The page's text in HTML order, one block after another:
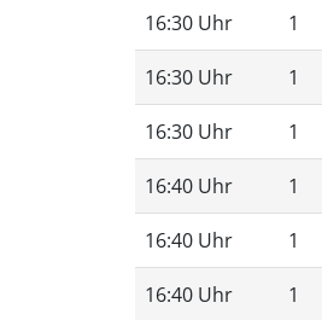
16:30 Uhr 1
16:30 Uhr 1
16:30 Uhr 1
16:40 Uhr 1
16:40 Uhr 1
16:40 Uhr 1